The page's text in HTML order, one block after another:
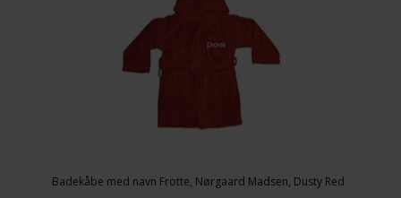
Badekåbe med navn Frotte, Nørgaard Madsen, Dusty Red